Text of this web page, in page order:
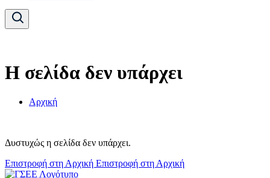
Η σελίδα δεν υπάρχει
Αρχική
Δυστυχώς η σελίδα δεν υπάρχει.
Επιστροφή στη Αρχική Επιστροφή στη Αρχική